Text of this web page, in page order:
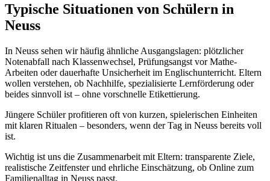
Typische Situationen von Schülern in
Neuss
In Neuss sehen wir häufig ähnliche Ausgangslagen: plötzlicher
Notenabfall nach Klassenwechsel, Prüfungsangst vor Mathe-
Arbeiten oder dauerhafte Unsicherheit im Englischunterricht. Eltern
wollen verstehen, ob Nachhilfe, spezialisierte Lernförderung oder
beides sinnvoll ist – ohne vorschnelle Etikettierung.
Jüngere Schüler profitieren oft von kurzen, spielerischen Einheiten
mit klaren Ritualen – besonders, wenn der Tag in Neuss bereits voll
ist.
Wichtig ist uns die Zusammenarbeit mit Eltern: transparente Ziele,
realistische Zeitfenster und ehrliche Einschätzung, ob Online zum
Familienalltag in Neuss passt.